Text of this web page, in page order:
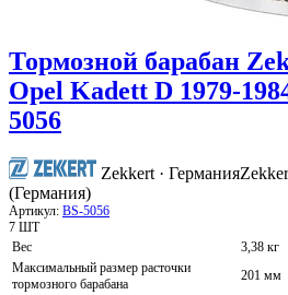
Тормозной барабан
Opel Kadett D 1979-
5056
Zekkert · Германия
(Германия)
Артикул: BS-5056
7 ШТ
Вес
3,38 кг
Максимальный размер расточки
тормозного барабана
201 мм